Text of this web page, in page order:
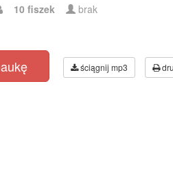
10 fiszek brak
ściągnij mp3